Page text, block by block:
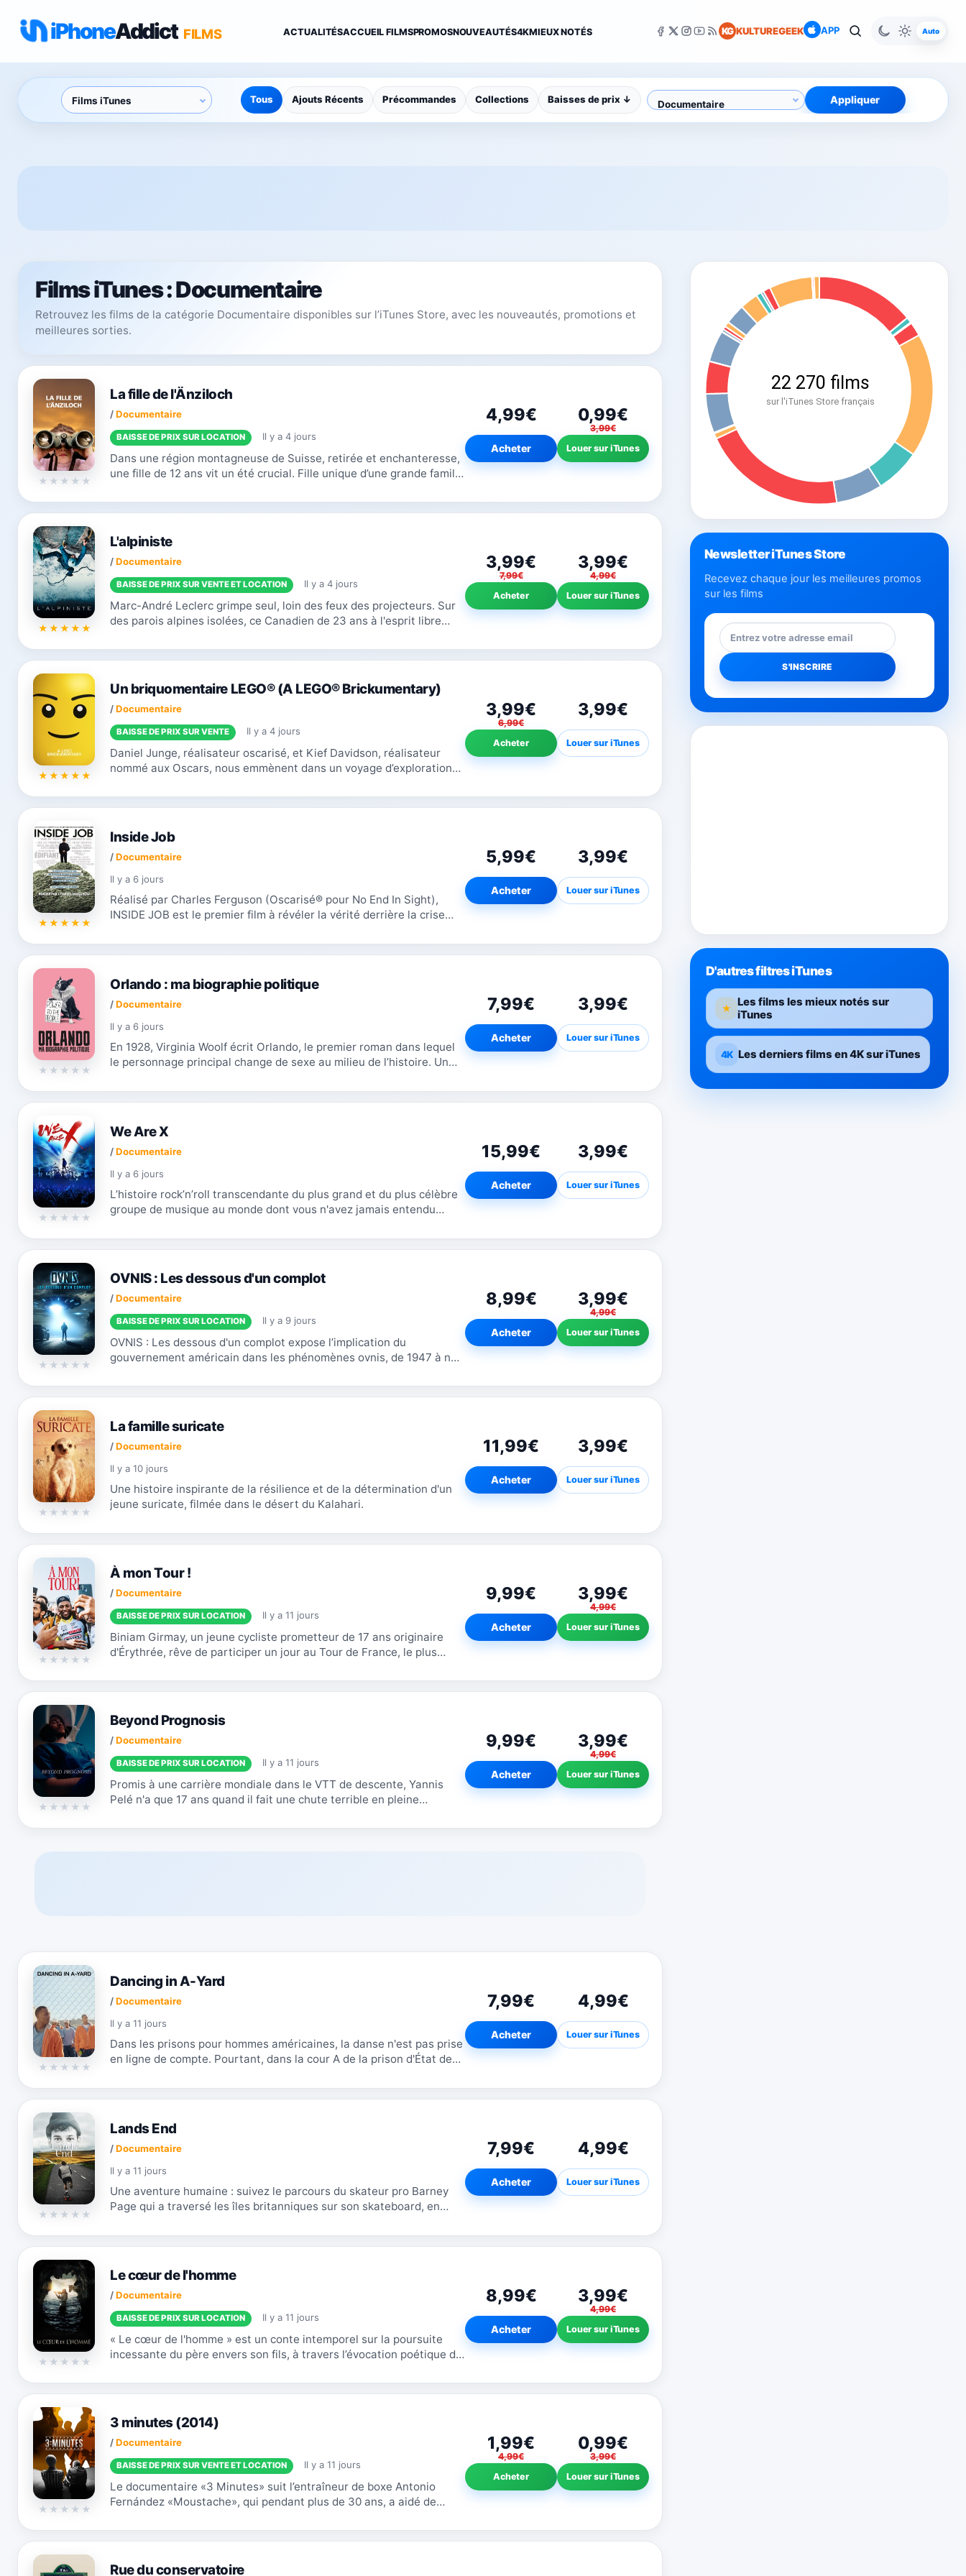
iPhoneAddict FILMS ACTUALITÉSACCUEIL FILMSPROMOSNOUVEAUTÉS4KMIEUX NOTÉS KG KULTUREGEEK APP Auto
Tous Ajouts Récents Précommandes Collections Baisses de prix ↓ Appliquer
Films iTunes : Documentaire
Retrouvez les films de la catégorie Documentaire disponibles sur l’iTunes Store, avec les nouveautés, promotions et
meilleures sorties.
La fille de l'Änziloch
/Documentaire
BAISSE DE PRIX SUR LOCATION Il y a 4 jours
Dans une région montagneuse de Suisse, retirée et enchanteresse,
une fille de 12 ans vit un été crucial. Fille unique d’une grande famille
4,99€
Acheter
0,99€
3,99€
Louer sur iTunes
L'alpiniste
/Documentaire
BAISSE DE PRIX SUR VENTE ET LOCATION Il y a 4 jours
Marc-André Leclerc grimpe seul, loin des feux des projecteurs. Sur
des parois alpines isolées, ce Canadien de 23 ans à l'esprit libre
3,99€
7,99€
Acheter
3,99€
4,99€
Louer sur iTunes
Un briquomentaire LEGO® (A LEGO® Brickumentary)
/Documentaire
BAISSE DE PRIX SUR VENTE Il y a 4 jours
Daniel Junge, réalisateur oscarisé, et Kief Davidson, réalisateur
nommé aux Oscars, nous emmènent dans un voyage d’exploration
3,99€
6,99€
Acheter
3,99€
Louer sur iTunes
Inside Job
/Documentaire
Il y a 6 jours
Réalisé par Charles Ferguson (Oscarisé® pour No End In Sight),
INSIDE JOB est le premier film à révéler la vérité derrière la crise
5,99€
Acheter
3,99€
Louer sur iTunes
Orlando : ma biographie politique
/Documentaire
Il y a 6 jours
En 1928, Virginia Woolf écrit Orlando, le premier roman dans lequel
le personnage principal change de sexe au milieu de l’histoire. Un
7,99€
Acheter
3,99€
Louer sur iTunes
We Are X
/Documentaire
Il y a 6 jours
L’histoire rock’n’roll transcendante du plus grand et du plus célèbre
groupe de musique au monde dont vous n'avez jamais entendu
15,99€
Acheter
3,99€
Louer sur iTunes
OVNIS : Les dessous d'un complot
/Documentaire
BAISSE DE PRIX SUR LOCATION Il y a 9 jours
OVNIS : Les dessous d'un complot expose l’implication du
gouvernement américain dans les phénomènes ovnis, de 1947 à nos
8,99€
Acheter
3,99€
4,99€
Louer sur iTunes
La famille suricate
/Documentaire
Il y a 10 jours
Une histoire inspirante de la résilience et de la détermination d'un
jeune suricate, filmée dans le désert du Kalahari.
11,99€
Acheter
3,99€
Louer sur iTunes
À mon Tour !
/Documentaire
BAISSE DE PRIX SUR LOCATION Il y a 11 jours
Biniam Girmay, un jeune cycliste prometteur de 17 ans originaire
d'Érythrée, rêve de participer un jour au Tour de France, le plus
9,99€
Acheter
3,99€
4,99€
Louer sur iTunes
Beyond Prognosis
/Documentaire
BAISSE DE PRIX SUR LOCATION Il y a 11 jours
Promis à une carrière mondiale dans le VTT de descente, Yannis
Pelé n'a que 17 ans quand il fait une chute terrible en pleine
9,99€
Acheter
3,99€
4,99€
Louer sur iTunes
Dancing in A-Yard
/Documentaire
Il y a 11 jours
Dans les prisons pour hommes américaines, la danse n'est pas prise
en ligne de compte. Pourtant, dans la cour A de la prison d'État de
7,99€
Acheter
4,99€
Louer sur iTunes
Lands End
/Documentaire
Il y a 11 jours
Une aventure humaine : suivez le parcours du skateur pro Barney
Page qui a traversé les îles britanniques sur son skateboard, en
7,99€
Acheter
4,99€
Louer sur iTunes
Le cœur de l'homme
/Documentaire
BAISSE DE PRIX SUR LOCATION Il y a 11 jours
« Le cœur de l'homme » est un conte intemporel sur la poursuite
incessante du père envers son fils, à travers l’évocation poétique de
8,99€
Acheter
3,99€
4,99€
Louer sur iTunes
3 minutes (2014)
/Documentaire
BAISSE DE PRIX SUR VENTE ET LOCATION Il y a 11 jours
Le documentaire «3 Minutes» suit l’entraîneur de boxe Antonio
Fernández «Moustache», qui pendant plus de 30 ans, a aidé de
1,99€
4,99€
Acheter
0,99€
3,99€
Louer sur iTunes
Rue du conservatoire
Newsletter iTunes Store
Recevez chaque jour les meilleures promos
sur les films
D'autres filtres iTunes
★
Les films les mieux notés sur
iTunes
4K Les derniers films en 4K sur iTunes